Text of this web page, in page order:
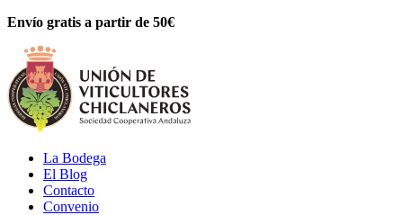
Envío gratis a partir de 50€
La Bodega
El Blog
Contacto
Convenio